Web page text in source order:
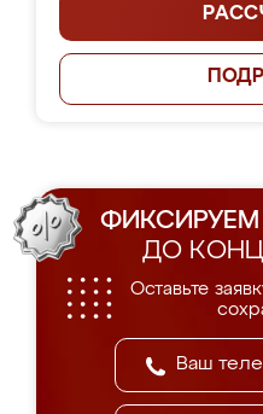
ФИКСИРУЕМ
ДО
Оставьте